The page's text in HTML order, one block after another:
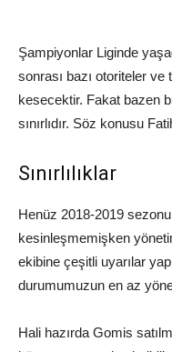
Şampiyonlar Liginde
sonrası bazı otoriteler ve
kesecektir. Fakat bazen
sınırlıdır. Söz konusu
Sınırlılıklar
Henüz 2018-2019
kesinleşmemişken
ekibine çeşitli uyarılar
durumumuzun en az
Hali hazırda Gomis